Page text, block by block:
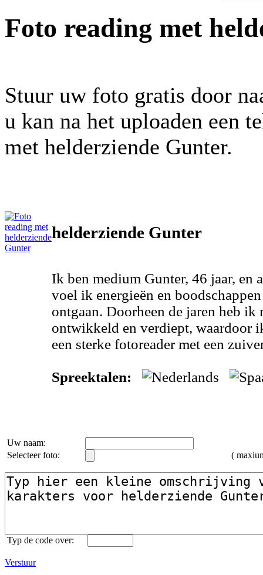
Foto reading met
Stuur uw foto gratis door
u kan na het uploaden een
met helderziende Gunter.
helderziende Gunter
Ik ben medium Gunter, 46 jaar, en
voel ik energieën en
ontgaan. Doorheen de jaren heb ik
ontwikkeld en verdiept, waardoor
een sterke fotoreader met een
Spreektalen:
Uw naam:
Selecteer foto:
(
Typ de code over:
Verstuur